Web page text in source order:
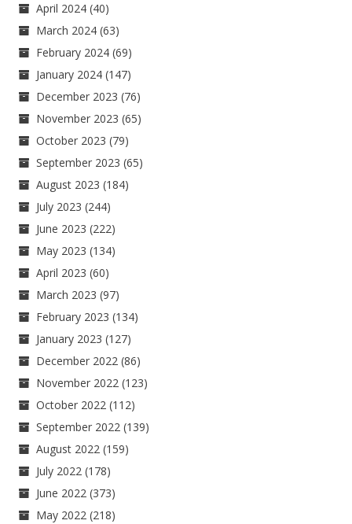
April 2024 (40)
March 2024 (63)
February 2024 (69)
January 2024 (147)
December 2023 (76)
November 2023 (65)
October 2023 (79)
September 2023 (65)
August 2023 (184)
July 2023 (244)
June 2023 (222)
May 2023 (134)
April 2023 (60)
March 2023 (97)
February 2023 (134)
January 2023 (127)
December 2022 (86)
November 2022 (123)
October 2022 (112)
September 2022 (139)
August 2022 (159)
July 2022 (178)
June 2022 (373)
May 2022 (218)